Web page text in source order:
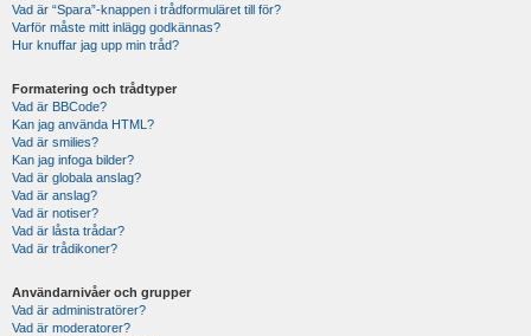
Vad är “Spara”-knappen i trådformuläret till för?
Varför måste mitt inlägg godkännas?
Hur knuffar jag upp min tråd?
Formatering och trådtyper
Vad är BBCode?
Kan jag använda HTML?
Vad är smilies?
Kan jag infoga bilder?
Vad är globala anslag?
Vad är anslag?
Vad är notiser?
Vad är låsta trådar?
Vad är trådikoner?
Användarnivåer och grupper
Vad är administratörer?
Vad är moderatorer?